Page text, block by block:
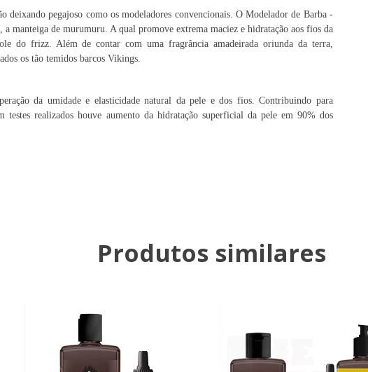
deixando pegajoso como os modeladores convencionais. O Modelador de Barba -
manteiga de murumuru. A qual promove extrema maciez e hidratação aos fios da
do frizz. Além de contar com uma fragrância amadeirada oriunda da terra,
os tão temidos barcos Vikings.
da umidade e elasticidade natural da pele e dos fios. Contribuindo para
testes realizados houve aumento da hidratação superficial da pele em 90% dos
Produtos similares